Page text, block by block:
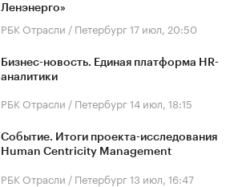
Ленэнерго»
РБК Отрасли / Петербург17 июл, 20:50
Бизнес-новость. Единая платформа HR-
аналитики
РБК Отрасли / Петербург14 июл, 18:15
Событие. Итоги проекта-исследования
Human Centricity Management
РБК Отрасли / Петербург13 июл, 16:47